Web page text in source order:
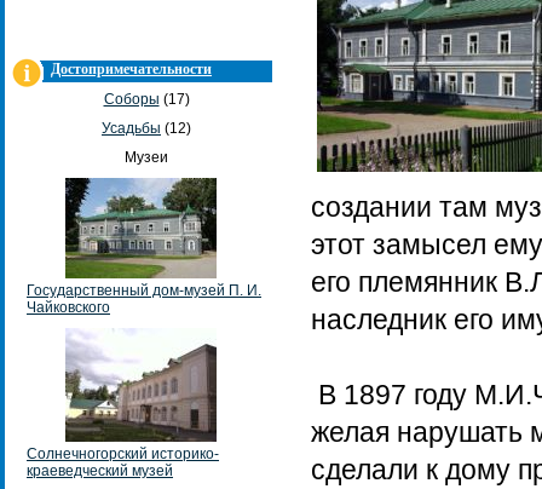
Достопримечательности
Соборы (17)
Усадьбы (12)
Музеи
Государственный дом-музей П. И.
Чайковского
Солнечногорский историко-
краеведческий музей
создании там
этот замысел
его племянник
наследник его
В 1897 году
желая нарушать
сделали к дому